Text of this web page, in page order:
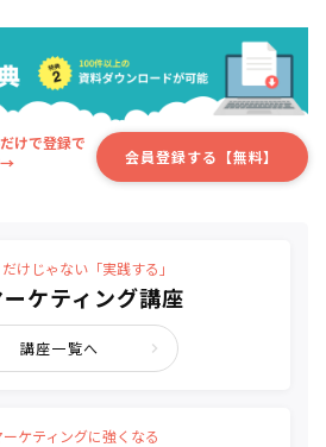
けで登録で
→
会員登録する【無料】
だけじゃない「実践する」
ケティング講座
講座一覧へ
ケティングに強くなる